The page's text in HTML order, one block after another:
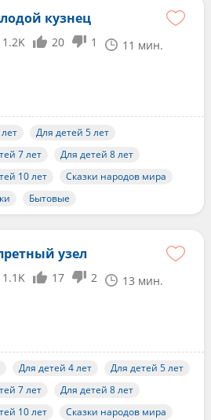
кузнец
1.2K 20 1 11 мин.
Для детей 5 лет
7 лет
Для детей 8 лет
10 лет
Сказки народов мира
Бытовые
узел
1.1K 17 2 13 мин.
Для детей 4 лет
Для детей 5 лет
7 лет
Для детей 8 лет
10 лет
Сказки народов мира